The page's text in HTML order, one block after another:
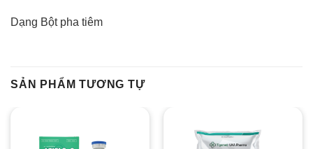
Dạng Bột pha tiêm
SẢN PHẨM TƯƠNG TỰ